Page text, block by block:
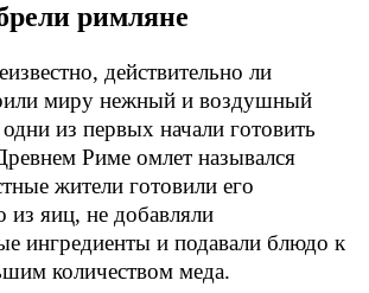
римляне
действительно ли
миру нежный и воздушный
из первых начали готовить
Риме омлет назывался
жители готовили его
из яиц, не добавляли
ингредиенты и подавали блюдо к
количеством меда.